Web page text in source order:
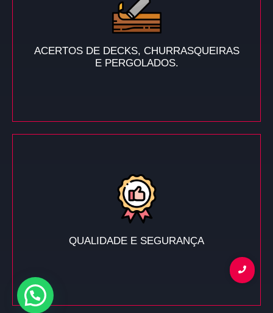
ACERTOS DE DECKS, CHURRASQUEIRAS
E PERGOLADOS.
QUALIDADE E SEGURANÇA